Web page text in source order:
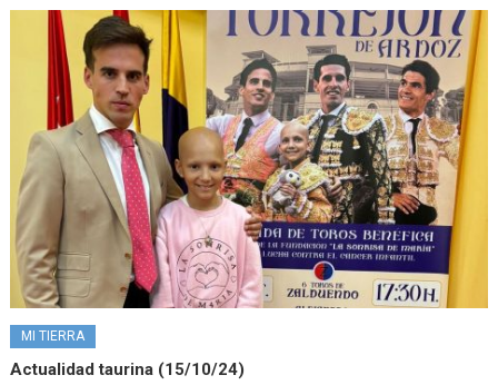
MI TIERRA
Actualidad taurina (15/10/24)